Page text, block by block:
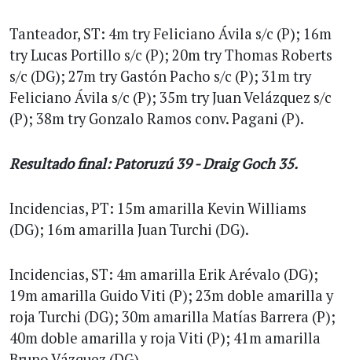
Tanteador, ST: 4m try Feliciano Ávila s/c (P); 16m
try Lucas Portillo s/c (P); 20m try Thomas Roberts
s/c (DG); 27m try Gastón Pacho s/c (P); 31m try
Feliciano Ávila s/c (P); 35m try Juan Velázquez s/c
(P); 38m try Gonzalo Ramos conv. Pagani (P).
Resultado final: Patoruzú 39 - Draig Goch 35.
Incidencias, PT: 15m amarilla Kevin Williams
(DG); 16m amarilla Juan Turchi (DG).
Incidencias, ST: 4m amarilla Erik Arévalo (DG);
19m amarilla Guido Viti (P); 23m doble amarilla y
roja Turchi (DG); 30m amarilla Matías Barrera (P);
40m doble amarilla y roja Viti (P); 41m amarilla